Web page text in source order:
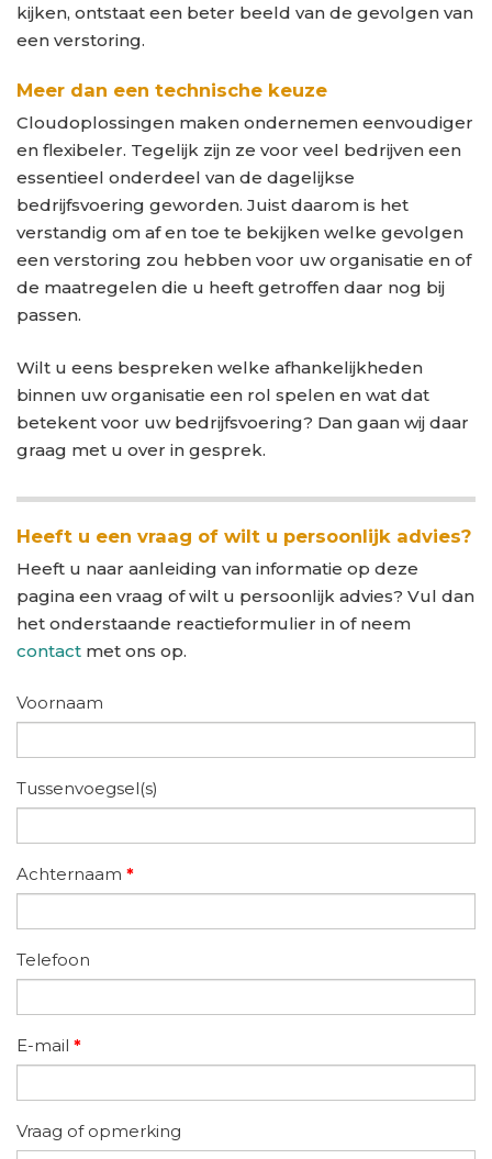
kijken, ontstaat een beter beeld van de gevolgen van
een verstoring.
Meer dan een technische keuze
Cloudoplossingen maken ondernemen eenvoudiger
en flexibeler. Tegelijk zijn ze voor veel bedrijven een
essentieel onderdeel van de dagelijkse
bedrijfsvoering geworden. Juist daarom is het
verstandig om af en toe te bekijken welke gevolgen
een verstoring zou hebben voor uw organisatie en of
de maatregelen die u heeft getroffen daar nog bij
passen.
Wilt u eens bespreken welke afhankelijkheden
binnen uw organisatie een rol spelen en wat dat
betekent voor uw bedrijfsvoering? Dan gaan wij daar
graag met u over in gesprek.
Heeft u een vraag of wilt u persoonlijk advies?
Heeft u naar aanleiding van informatie op deze
pagina een vraag of wilt u persoonlijk advies? Vul dan
het onderstaande reactieformulier in of neem
contact met ons op.
Voornaam
Tussenvoegsel(s)
Achternaam *
Telefoon
E-mail *
Vraag of opmerking